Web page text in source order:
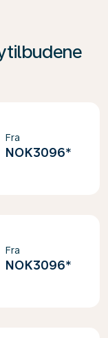
Fra
NOK3096*
Fra
NOK3096*